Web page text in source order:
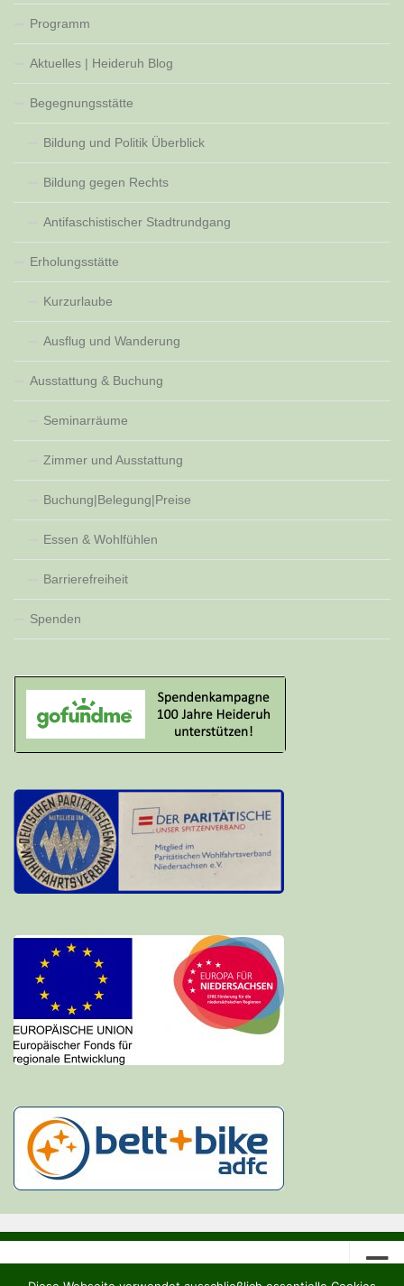
Programm
Aktuelles | Heideruh Blog
Begegnungsstätte
Bildung und Politik Überblick
Bildung gegen Rechts
Antifaschistischer Stadtrundgang
Erholungsstätte
Kurzurlaube
Ausflug und Wanderung
Ausstattung & Buchung
Seminarräume
Zimmer und Ausstattung
Buchung|Belegung|Preise
Essen & Wohlfühlen
Barrierefreiheit
Spenden